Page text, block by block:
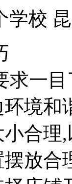
学校
求一
境和
合理
放合